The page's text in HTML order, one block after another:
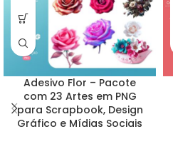
Adesivo Flor – Pacote
com 23 Artes em PNG
para Scrapbook, Design
Gráfico e Mídias Sociais